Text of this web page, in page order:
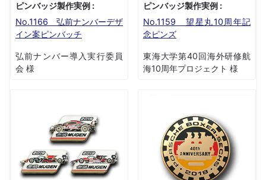
ピンバッジ製作実例 :
No.1166 弘前ナンバーデザ
イン案ピンバッチ
弘前ナンバー導入実行委員
会 様
ピンバッジ製作実例 :
No.1159 望星丸10周年記
念ピンズ
東海大学第40回海外研修航
海10周年プロジェクト 様